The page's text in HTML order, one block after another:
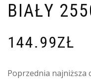
BIAŁY
144.99ZŁ
Poprzednia najniższa